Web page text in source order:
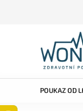
POUKAZ OD